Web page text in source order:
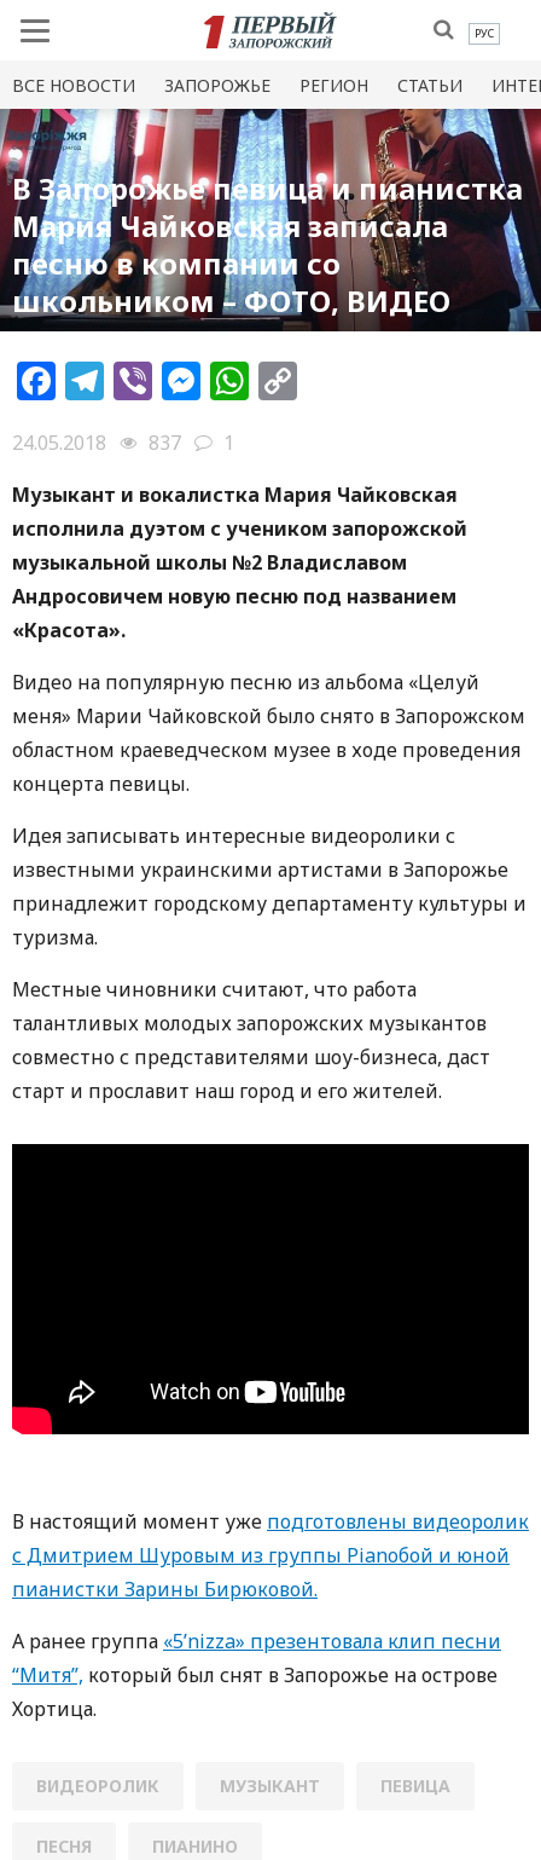
РУС
ВСЕ НОВОСТИ ЗАПОРОЖЬЕ РЕГИОН СТАТЬИ
В Запорожье певица и пианистка
Мария Чайковская записала
песню в компании со
школьником – ФОТО, ВИДЕО
Facebook
Telegram
ViberMessenger
WhatsApp
24.05.2018 837
1
Музыкант и вокалистка Мария Чайковская
исполнила дуэтом с учеником запорожской
музыкальной школы №2 Владиславом
Андросовичем новую песню под названием
«Красота».
Видео на популярную песню из альбома «Целуй
меня» Марии Чайковской было снято в Запорожском
областном краеведческом музее в ходе проведения
концерта певицы.
Идея записывать интересные видеоролики с
известными украинскими артистами в Запорожье
принадлежит городскому департаменту культуры и
туризма.
Местные чиновники считают, что работа
талантливых молодых запорожских музыкантов
совместно с представителями шоу-бизнеса, даст
старт и прославит наш город и его жителей.
В настоящий момент уже подготовлены видеоролик
с Дмитрием Шуровым из группы Pianoбой и юной
пианистки Зарины Бирюковой.
А ранее группа «5’nizza» презентовала клип песни
“Митя”, который был снят в Запорожье на острове
Хортица.
ВИДЕОРОЛИК МУЗЫКАНТ ПЕВИЦА
ПЕСНЯ ПИАНИНО